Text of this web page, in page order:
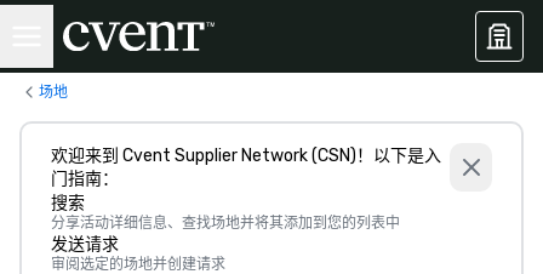
场地
欢迎来到 Cvent Supplier Network (CSN)！以下是入
门指南：
搜索
分享活动详细信息、查找场地并将其添加到您的列表中
发送请求
审阅选定的场地并创建请求